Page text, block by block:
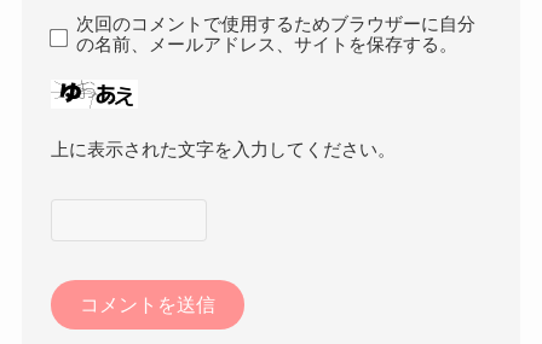
次回のコメントで使用するためブラウザーに自分
の名前、メールアドレス、サイトを保存する。
上に表示された文字を入力してください。